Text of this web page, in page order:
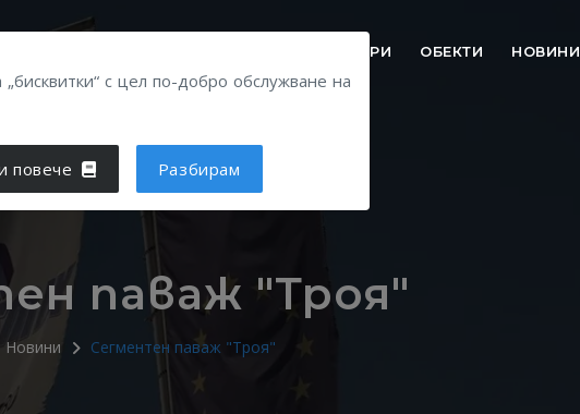
ДИСТРИБУТОРИ ОБЕКТИ НОВИНИ
„бисквитки“ с цел по-добро обслужване на
повече Разбирам
паваж "Троя"
Новини Сегментен паваж "Троя"